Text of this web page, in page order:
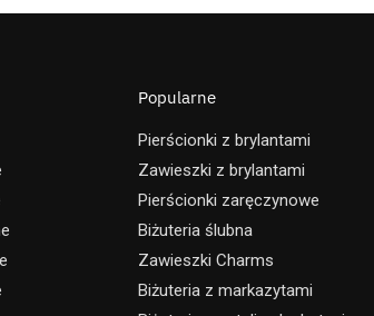
Popularne
Pierścionki z brylantami
Zawieszki z brylantami
Pierścionki zaręczynowe
Biżuteria ślubna
Zawieszki Charms
Biżuteria z markazytami